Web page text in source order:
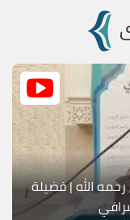
الله | فضيلة